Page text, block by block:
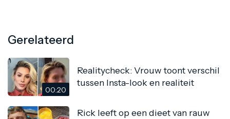
Gerelateerd
00:20
Realitycheck: Vrouw toont verschil
tussen Insta-look en realiteit
Rick leeft op een dieet van rauw